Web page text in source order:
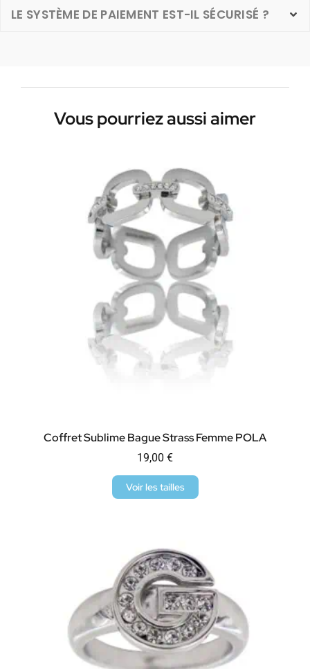
LE SYSTÈME DE PAIEMENT EST-IL SÉCURISÉ ?
Vous pourriez aussi aimer
Coffret Sublime Bague Strass Femme POLA
19,00 €
Voir les tailles